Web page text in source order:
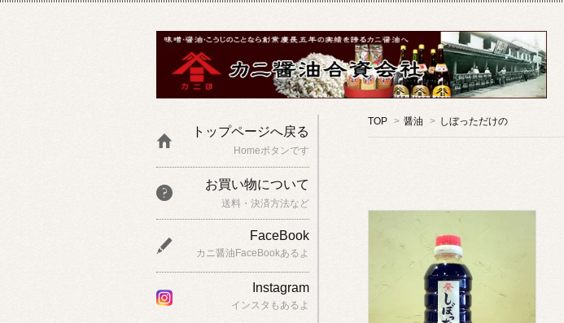
TOP > 醤油 > しぼっただけの
トップページへ戻る
Homeボタンです
お買い物について
送料・決済方法など
FaceBook
カニ醤油FaceBookあるよ
Instagram
インスタもあるよ